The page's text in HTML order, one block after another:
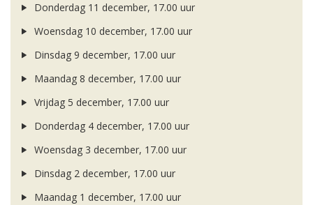
Donderdag 11 december, 17.00 uur
Woensdag 10 december, 17.00 uur
Dinsdag 9 december, 17.00 uur
Maandag 8 december, 17.00 uur
Vrijdag 5 december, 17.00 uur
Donderdag 4 december, 17.00 uur
Woensdag 3 december, 17.00 uur
Dinsdag 2 december, 17.00 uur
Maandag 1 december, 17.00 uur